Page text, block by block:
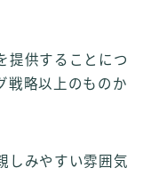
提供することにつ
戦略以上のものか
しみやすい雰囲気